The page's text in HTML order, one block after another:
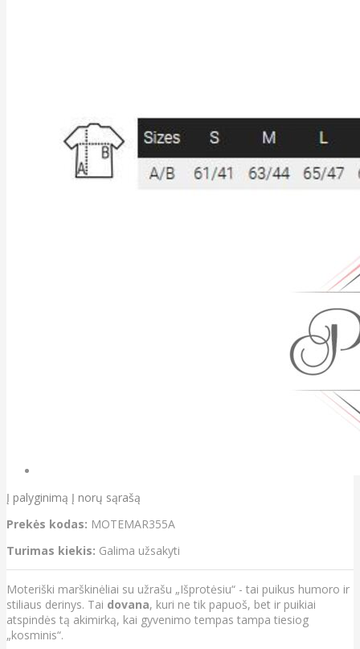
Į palyginimą Į norų sąrašą
Prekės kodas: MOTEMAR355A
Turimas kiekis: Galima užsakyti
Moteriški marškinėliai su užrašu „Išprotėsiu“ - tai puikus humoro ir
stiliaus derinys. Tai dovana, kuri ne tik papuoš, bet ir puikiai
atspindės tą akimirką, kai gyvenimo tempas tampa tiesiog
„kosminis“.